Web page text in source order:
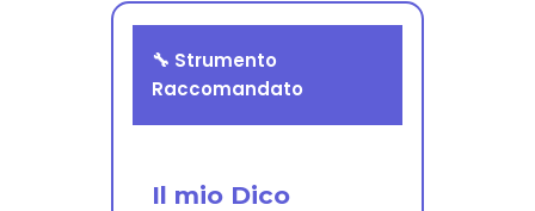
🔧 Strumento
Raccomandato
Il mio Dico